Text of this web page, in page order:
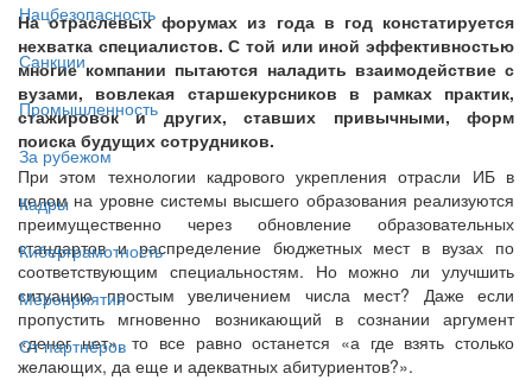
Нацбезопасность
Санкции
Промышленность
За рубежом
Кадры
Киберграмотность
Мероприятия
От партнёров
На отраслевых форумах из года в год констатируется
нехватка специалистов. С той или иной эффективностью
многие компании пытаются наладить взаимодействие с
вузами, вовлекая старшекурсников в рамках практик,
стажировок и других, ставших привычными, форм
поиска будущих сотрудников.
При этом технологии кадрового укрепления отрасли ИБ в
целом на уровне системы высшего образования реализуются
преимущественно через обновление образовательных
стандартов и распределение бюджетных мест в вузах по
соответствующим специальностям. Но можно ли улучшить
ситуацию простым увеличением числа мест? Даже если
пропустить мгновенно возникающий в сознании аргумент
«денег нет», то все равно останется «а где взять столько
желающих, да еще и адекватных абитуриентов?».